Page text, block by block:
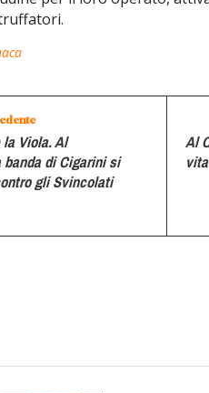
Viola. Al
di Cigarini si
gli Svincolati
Al